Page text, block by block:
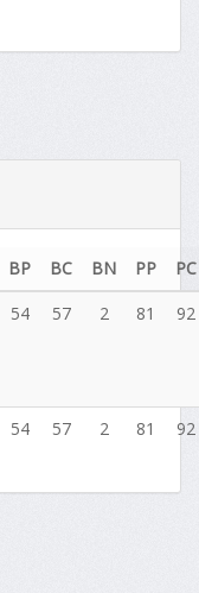
BP BC BN PP
PC
54 57 2 81 92
54 57 2 81 92